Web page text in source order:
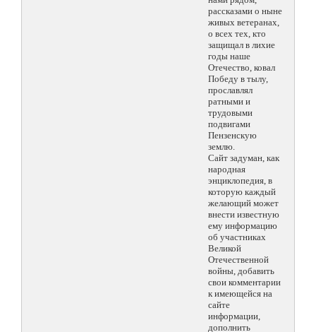
рассказами о ныне
живых ветеранах,
о всех тех, кто
защищал в лихие
годы наше
Отечество, ковал
Победу в тылу,
прославлял
ратными и
трудовыми
подвигами
Пензенскую
землю.
Сайт задуман, как
народная
энциклопедия, в
которую каждый
желающий может
внести известную
ему информацию
об участниках
Великой
Отечественной
войны, добавить
свои комментарии
к имеющейся на
сайте
информации,
дополнить